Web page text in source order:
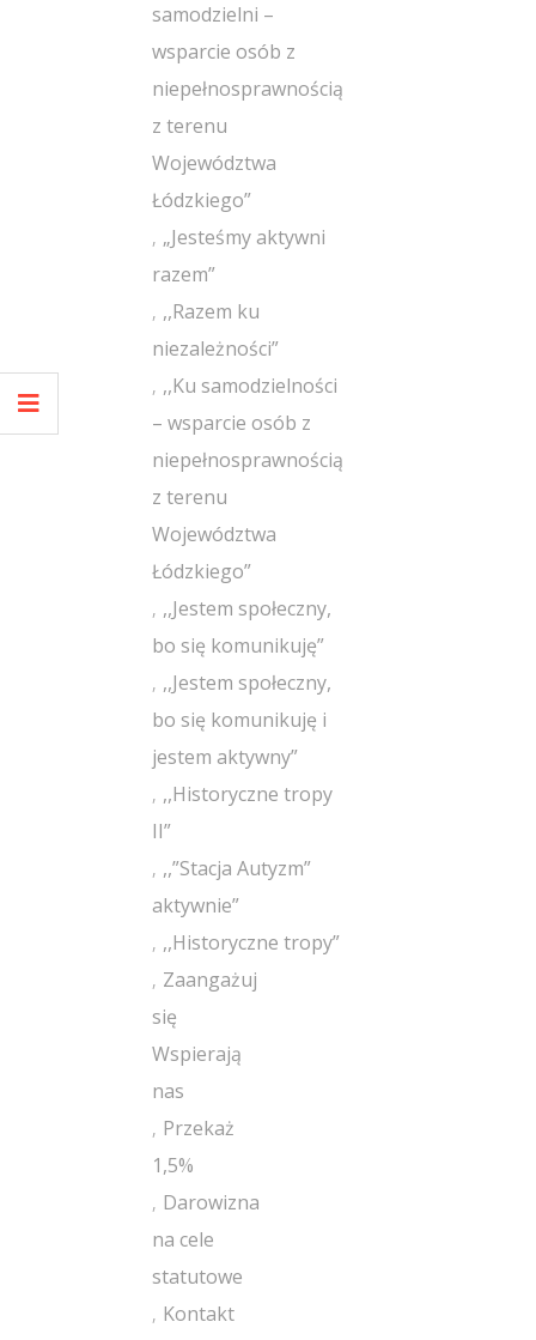
samodzielni –
wsparcie osób z
niepełnosprawnością
z terenu
Województwa
Łódzkiego”
„Jesteśmy aktywni
razem”
,,Razem ku
niezależności”
,,Ku samodzielności
– wsparcie osób z
niepełnosprawnością
z terenu
Województwa
Łódzkiego”
,,Jestem społeczny,
bo się komunikuję”
,,Jestem społeczny,
bo się komunikuję i
jestem aktywny”
,,Historyczne tropy
II”
,,”Stacja Autyzm”
aktywnie”
,,Historyczne tropy”
Zaangażuj
się
Wspierają
nas
Przekaż
1,5%
Darowizna
na cele
statutowe
Kontakt